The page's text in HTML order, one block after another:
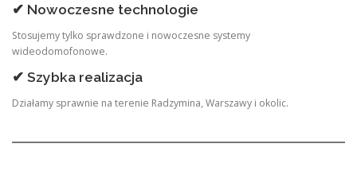
✔ Nowoczesne technologie
Stosujemy tylko sprawdzone i nowoczesne systemy
wideodomofonowe.
✔ Szybka realizacja
Działamy sprawnie na terenie Radzymina, Warszawy i okolic.